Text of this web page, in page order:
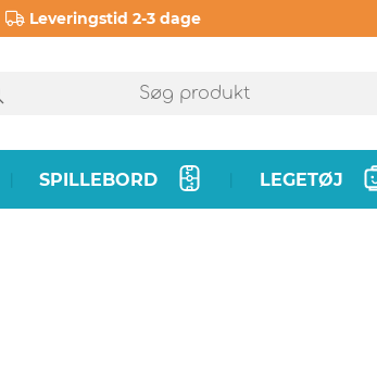
Leveringstid 2-3 dage
SPILLEBORD LEGETØJ